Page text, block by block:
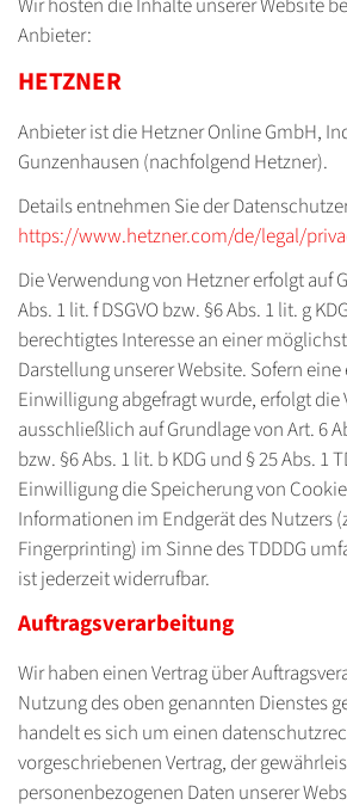
Wir hosten die Inhalte unserer Website
Anbieter:
HETZNER
Anbieter ist die Hetzner Online GmbH,
Gunzenhausen (nachfolgend Hetzner).
Details entnehmen Sie der
https://www.hetzner.com/de/legal/
Die Verwendung von Hetzner erfolgt auf
Abs. 1 lit. f DSGVO bzw. §6 Abs. 1 lit. g
berechtigtes Interesse an einer
Darstellung unserer Website. Sofern
Einwilligung abgefragt wurde, erfolgt die
ausschließlich auf Grundlage von Art. 6
bzw. §6 Abs. 1 lit. b KDG und § 25 Abs. 1
Einwilligung die Speicherung von
Informationen im Endgerät des Nutzers
Fingerprinting) im Sinne des TDDDG
ist jederzeit widerrufbar.
Auftragsverarbeitung
Wir haben einen Vertrag über
Nutzung des oben genannten Dienstes
handelt es sich um einen
vorgeschriebenen Vertrag, der
personenbezogenen Daten unserer